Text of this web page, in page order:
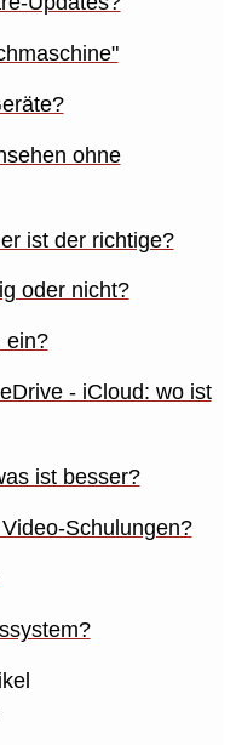
ohne
ist der richtige?
oder nicht?
ein?
- iCloud: wo ist
ist besser?
Schulungen?